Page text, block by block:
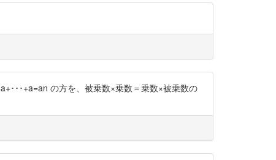
･･+a=an の方を、被乗数×乗数＝乗数×被乗数の